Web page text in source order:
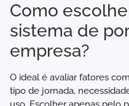
Como
sistema de
empresa?
O ideal é avaliar fatores
tipo de jornada,